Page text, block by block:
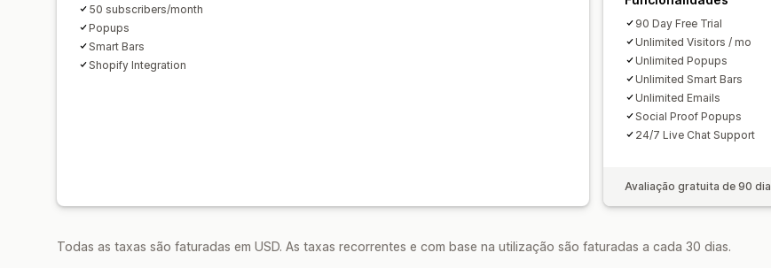
Direcionamento Geolocalização
Análise de dados
50 subscribers/month
Popups
Smart Bars
Shopify Integration
90 Day Free Trial
Unlimited Visitors / mo
Unlimited Popups
Unlimited Smart Bars
Unlimited Emails
Social Proof Popups
24/7 Live Chat Support
Avaliação gratuita de 90 dia
Todas as taxas são faturadas em USD. As taxas recorrentes e com base na utilização são faturadas a cada 30 dias.